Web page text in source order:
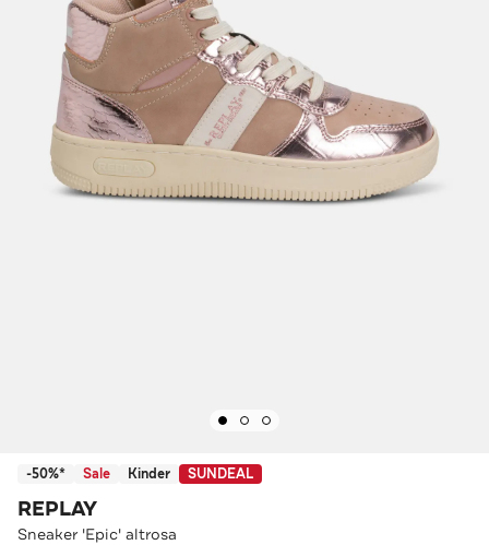
-50%* Sale Kinder SUNDEAL
REPLAY
Sneaker 'Epic' altrosa